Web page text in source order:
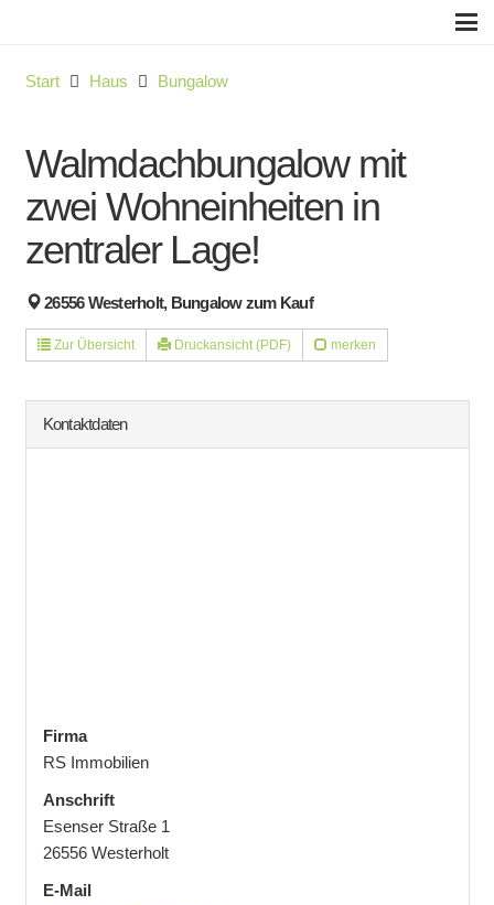
Start Haus Bungalow
Walmdachbungalow mit
zwei Wohneinheiten in
zentraler Lage!
26556 Westerholt, Bungalow zum Kauf
Zur Übersicht Druckansicht (PDF) merken
Kontaktdaten
Firma
RS Immobilien
Anschrift
Esenser Straße 1
26556 Westerholt
E-Mail